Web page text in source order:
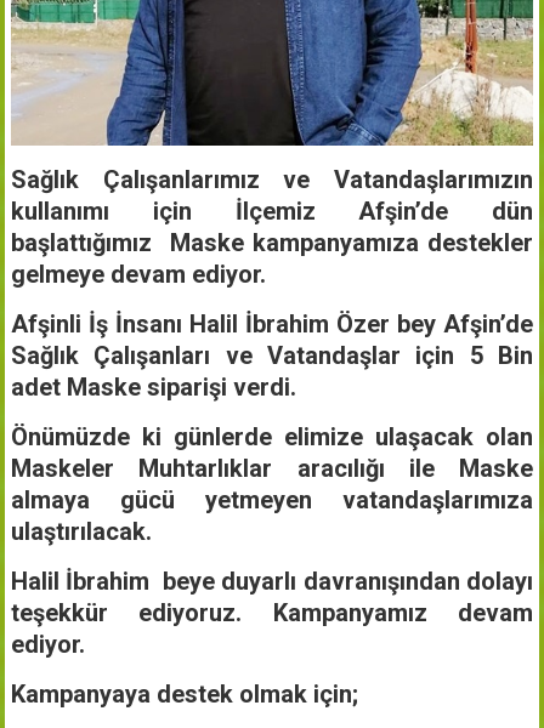
Sağlık Çalışanlarımız ve Vatandaşlarımızın
kullanımı için İlçemiz Afşin’de dün
başlattığımız Maske kampanyamıza destekler
gelmeye devam ediyor.
Afşinli İş İnsanı Halil İbrahim Özer bey Afşin’de
Sağlık Çalışanları ve Vatandaşlar için 5 Bin
adet Maske siparişi verdi.
Önümüzde ki günlerde elimize ulaşacak olan
Maskeler Muhtarlıklar aracılığı ile Maske
almaya gücü yetmeyen vatandaşlarımıza
ulaştırılacak.
Halil İbrahim beye duyarlı davranışından dolayı
teşekkür ediyoruz. Kampanyamız devam
ediyor.
Kampanyaya destek olmak için;